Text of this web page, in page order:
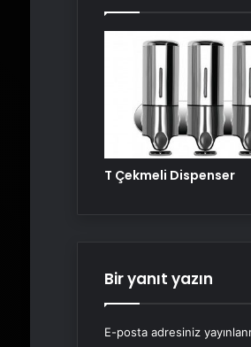
T Çekmeli Dispenser
Bir yanıt yazın
E-posta adresiniz